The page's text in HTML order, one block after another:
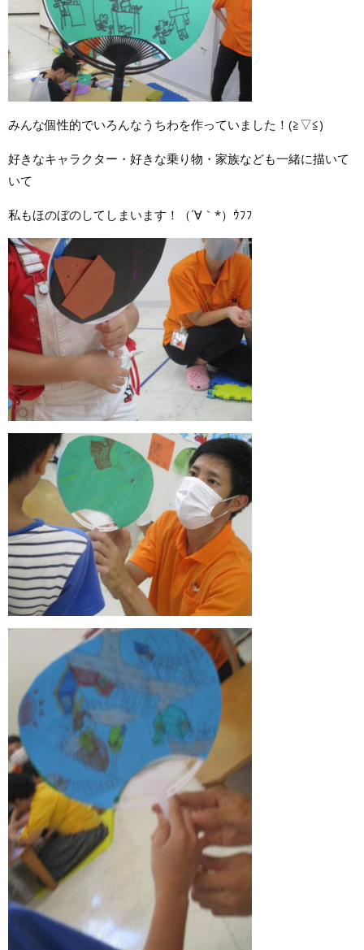
みんな個性的でいろんなうちわを作っていました！(≧▽≦)
好きなキャラクター・好きな乗り物・家族なども一緒に描いて
いて
私もほのぼのしてしまいます！（´∀｀*）ｳﾌﾌ